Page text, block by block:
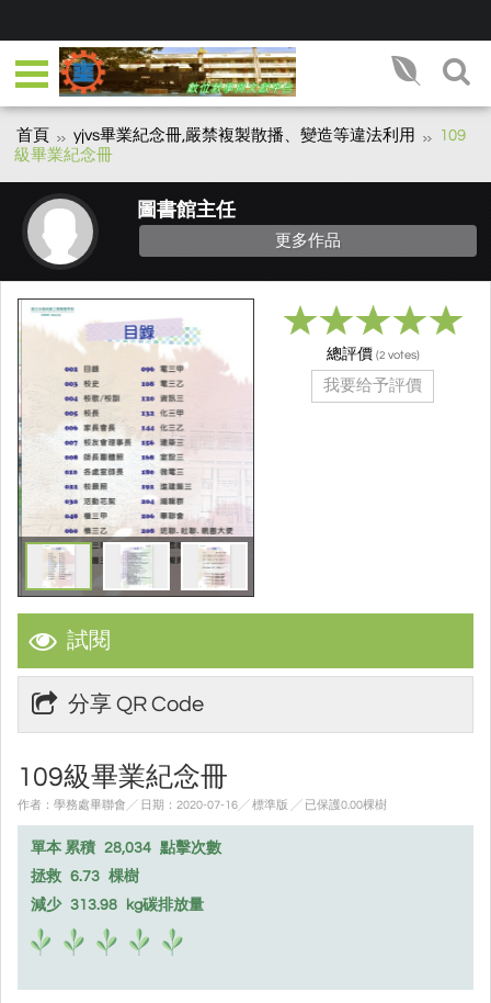
首頁 yjvs畢業紀念冊,嚴禁複製散播、變造等違法利用
109
級畢業紀念冊
圖書館主任
更多作品
試閱
分享 QR Code
109級畢業紀念冊
作者：學務處畢聯會╱ 日期：2020-07-16╱ 標準版 ╱ 已保護0.00棵樹
單本 累積 28,034 點擊次數
拯救 6.73 棵樹
減少 313.98 kg碳排放量
總評價 (2 votes)
我要给予評價